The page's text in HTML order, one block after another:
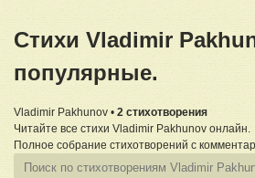
Стихи Vladimir
популярные.
Vladimir Pakhunov • 2 стихотворения
Читайте все стихи Vladimir Pakhunov онлайн.
Полное собрание стихотворений с